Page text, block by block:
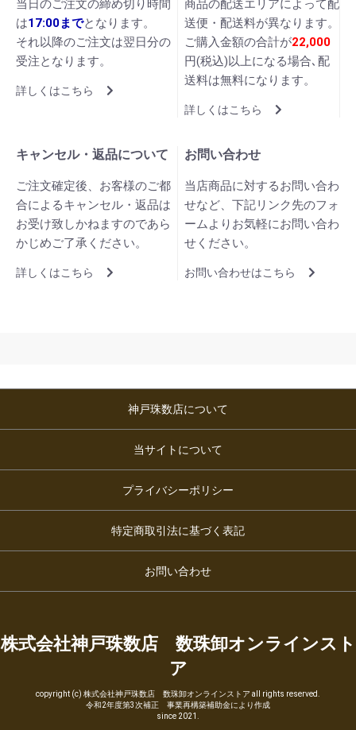
当日のご注文の締め切り時間
は17:00までとなります。
それ以降のご注文は翌日分の
受注となります。
詳しくはこちら
商品の配送エリアによって配
送便・配送料が異なります。
ご購入金額の合計が22,000
円(税込)以上になる場合､配
送料は無料になります。
詳しくはこちら
キャンセル・返品について
ご注文確定後、お客様のご都
合によるキャンセル・返品は
お受け致しかねますのであら
かじめご了承ください。
詳しくはこちら
お問い合わせ
当店商品に対するお問い合わ
せなど、下記リンク先のフォ
ームよりお気軽にお問い合わ
せください。
お問い合わせはこちら
神戸珠数店について
当サイトについて
プライバシーポリシー
特定商取引法に基づく表記
お問い合わせ
株式会社神戸珠数店 数珠卸オンラインスト
ア
copyright (c) 株式会社神戸珠数店 数珠卸オンラインストア all rights reserved.
令和2年度第3次補正 事業再構築補助金により作成
since 2021.